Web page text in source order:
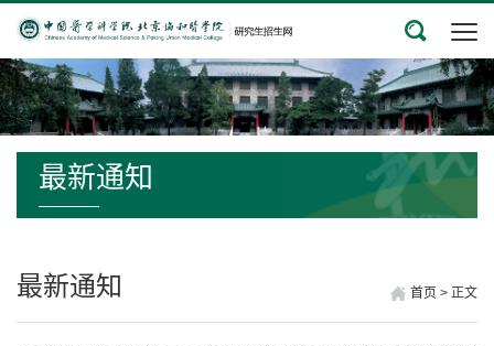
最新通知
最新通知 首页 > 正文